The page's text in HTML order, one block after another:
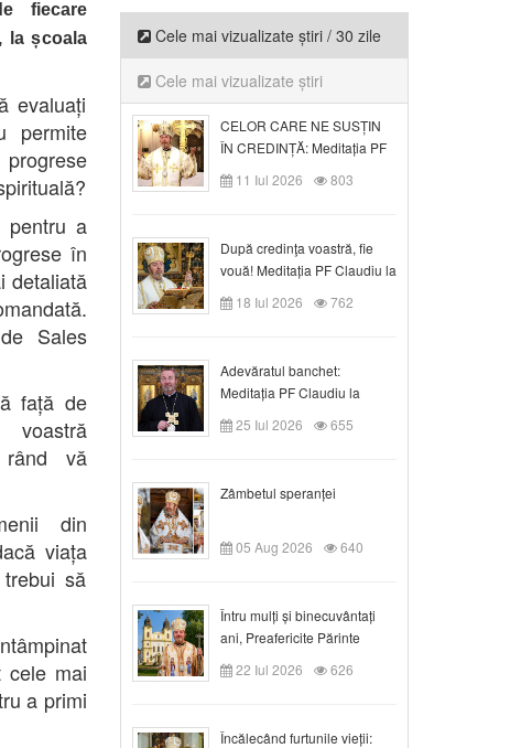
fiecare
la școala
evaluați
permite
pentru a
în
detaliată
Sales
față de
vă
din
viața
să
cele mai
a primi
Cele mai vizualizate știri / 30 zile
Cele mai vizualizate știri
CELOR CARE NE SUSȚIN
ÎN CREDINȚĂ: Meditația PF
Claudiu la Duminica a VI-a
după Rusalii
11 Iul 2026 803
După credinţa voastră, fie
vouă! Meditația PF Claudiu la
duminica a VII-a după Rusalii
18 Iul 2026 762
Adevăratul banchet:
Meditația PF Claudiu la
Duminica a VIII-a după
Rusalii
25 Iul 2026 655
Zâmbetul speranței
05 Aug 2026 640
Întru mulți și binecuvântați
ani, Preafericite Părinte
Claudiu!
22 Iul 2026 626
Încălecând furtunile vieții: